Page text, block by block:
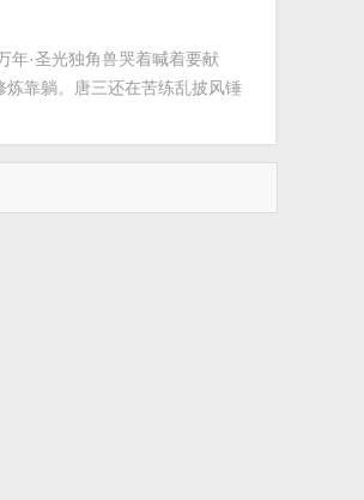
年·圣光独角兽哭着喊着要献
炼靠躺。唐三还在苦练乱披风锤